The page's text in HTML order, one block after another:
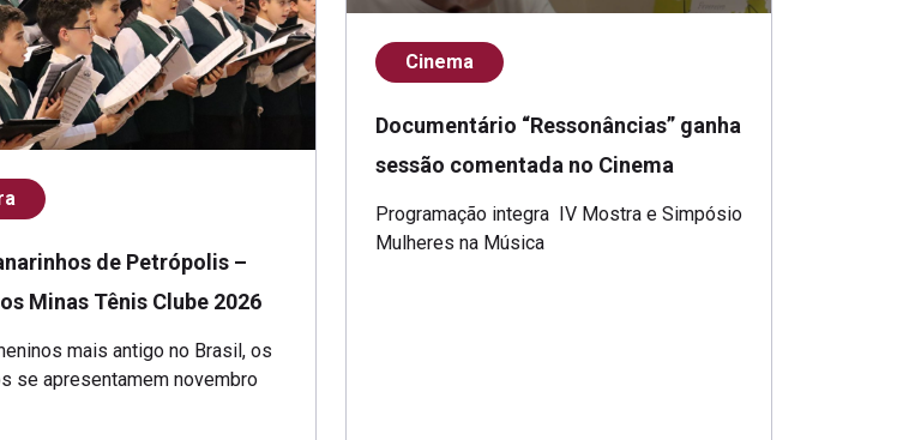
de Petrópolis –
Minas Tênis Clube 2026
mais antigo no Brasil, os
se apresentamem novembro
Cinema
Documentário “Ressonâncias” ganha
sessão comentada no Cinema
Programação integra IV Mostra e Simpósio
Mulheres na Música